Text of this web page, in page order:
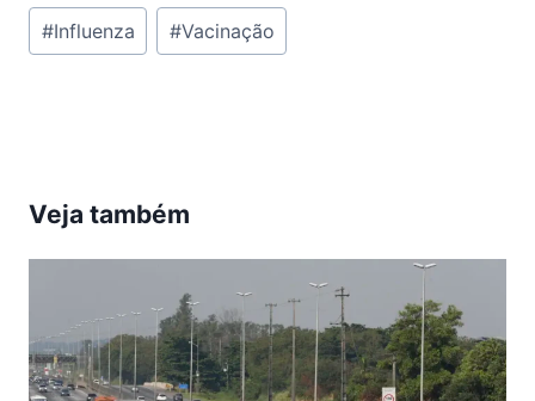
Tags
do
#Influenza #Vacinação
Veja também